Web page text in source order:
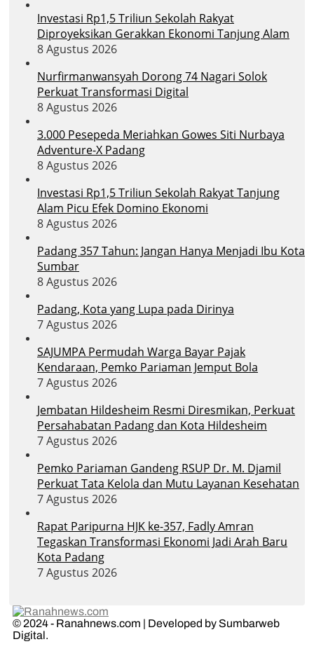
Investasi Rp1,5 Triliun Sekolah Rakyat
Diproyeksikan Gerakkan Ekonomi Tanjung Alam
8 Agustus 2026
Nurfirmanwansyah Dorong 74 Nagari Solok
Perkuat Transformasi Digital
8 Agustus 2026
3.000 Pesepeda Meriahkan Gowes Siti Nurbaya
Adventure-X Padang
8 Agustus 2026
Investasi Rp1,5 Triliun Sekolah Rakyat Tanjung
Alam Picu Efek Domino Ekonomi
8 Agustus 2026
Padang 357 Tahun: Jangan Hanya Menjadi Ibu Kota
Sumbar
8 Agustus 2026
Padang, Kota yang Lupa pada Dirinya
7 Agustus 2026
SAJUMPA Permudah Warga Bayar Pajak
Kendaraan, Pemko Pariaman Jemput Bola
7 Agustus 2026
Jembatan Hildesheim Resmi Diresmikan, Perkuat
Persahabatan Padang dan Kota Hildesheim
7 Agustus 2026
Pemko Pariaman Gandeng RSUP Dr. M. Djamil
Perkuat Tata Kelola dan Mutu Layanan Kesehatan
7 Agustus 2026
Rapat Paripurna HJK ke-357, Fadly Amran
Tegaskan Transformasi Ekonomi Jadi Arah Baru
Kota Padang
7 Agustus 2026
© 2024 - Ranahnews.com | Developed by Sumbarweb
Digital.